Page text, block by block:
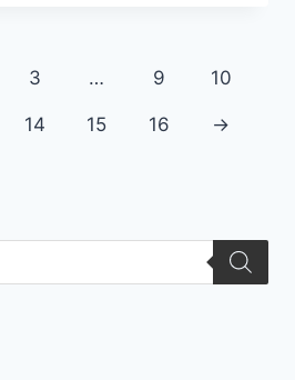
3 … 9 10
14 15 16 →